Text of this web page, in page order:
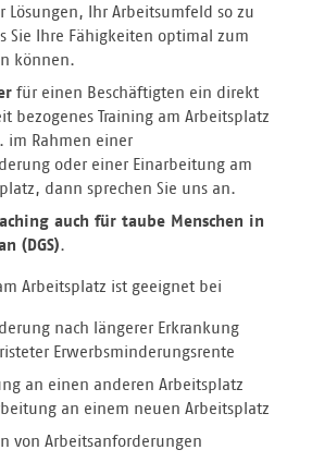
Lösungen, Ihr Arbeitsumfeld so zu
Sie Ihre Fähigkeiten optimal zum
können.
für einen Beschäftigten ein direkt
bezogenes Training am Arbeitsplatz
im Rahmen einer
oder einer Einarbeitung am
dann sprechen Sie uns an.
auch für taube Menschen in
(DGS).
Arbeitsplatz ist geeignet bei
nach längerer Erkrankung
Erwerbsminderungsrente
an einen anderen Arbeitsplatz
an einem neuen Arbeitsplatz
von Arbeitsanforderungen